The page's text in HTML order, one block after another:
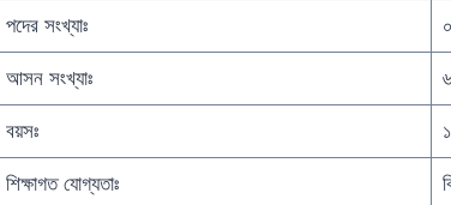
পদের সংখ্যাঃ
আসন সংখ্যাঃ
বয়সঃ
শিক্ষাগত যোগ্যতাঃ